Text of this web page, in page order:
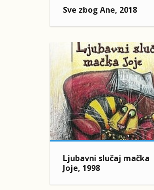
Sve zbog Ane, 2018
Ljubavni slučaj mačka
Joje, 1998